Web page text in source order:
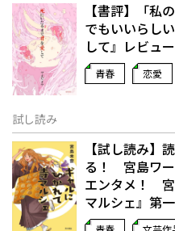
【書評】「私
でもいいらし
して』レビュ
青春 恋愛
試し読み
【試し読み】
る！ 宮島ワー
エンタメ！ 宮
マルシェ』第